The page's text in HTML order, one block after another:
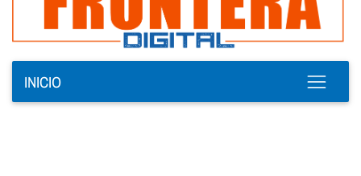
INICIO